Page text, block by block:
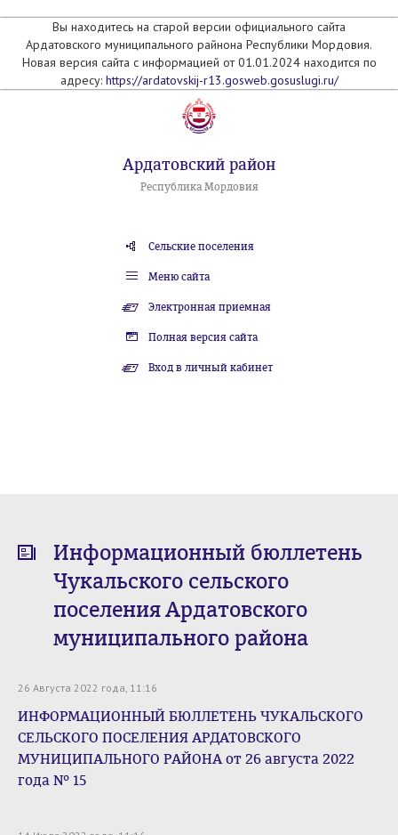
Вы находитесь на старой версии официального сайта
Ардатовского муниципального райнона Республики Мордовия.
Новая версия сайта с информацией от 01.01.2024 находится по
адресу: https://ardatovskij-r13.gosweb.gosuslugi.ru/
Ардатовский район
Республика Мордовия
Сельские поселения
Меню сайта
Электронная приемная
Полная версия сайта
Вход в личный кабинет
Информационный бюллетень
Чукальского сельского
поселения Ардатовского
муниципального района
26 Августа 2022 года, 11:16
ИНФОРМАЦИОННЫЙ БЮЛЛЕТЕНЬ ЧУКАЛЬСКОГО
СЕЛЬСКОГО ПОСЕЛЕНИЯ АРДАТОВСКОГО
МУНИЦИПАЛЬНОГО РАЙОНА от 26 августа 2022
года № 15